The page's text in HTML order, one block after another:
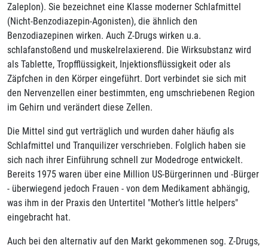
Zaleplon). Sie bezeichnet eine Klasse moderner Schlafmittel
(Nicht-Benzodiazepin-Agonisten), die ähnlich den
Benzodiazepinen wirken. Auch Z-Drugs wirken u.a.
schlafanstoßend und muskelrelaxierend. Die Wirksubstanz wird
als Tablette, Tropfflüssigkeit, Injektionsflüssigkeit oder als
Zäpfchen in den Körper eingeführt. Dort verbindet sie sich mit
den Nervenzellen einer bestimmten, eng umschriebenen Region
im Gehirn und verändert diese Zellen.
Die Mittel sind gut verträglich und wurden daher häufig als
Schlafmittel und Tranquilizer verschrieben. Folglich haben sie
sich nach ihrer Einführung schnell zur Modedroge entwickelt.
Bereits 1975 waren über eine Million US-Bürgerinnen und -Bürger
- überwiegend jedoch Frauen - von dem Medikament abhängig,
was ihm in der Praxis den Untertitel "Mother’s little helpers"
eingebracht hat.
Auch bei den alternativ auf den Markt gekommenen sog. Z-Drugs,